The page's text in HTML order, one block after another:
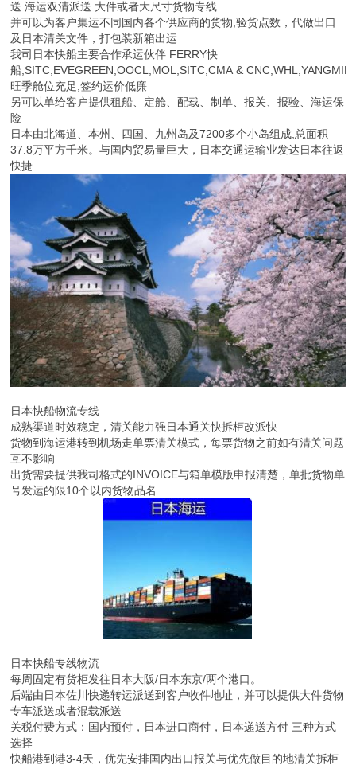
日本快船物流专线
成熟渠道时效稳定，清关能力强日本通关快拆柜改派快
货物到海运港转到机场走单票清关模式，每票货物之前如有清关问题
互不影响
出货需要提供我司格式的INVOICE与箱单模版申报清楚，单批货物单
号发运的限10个以内货物品名
日本快船专线物流
每周固定有货柜发往日本大阪/日本东京/两个港口。
后端由日本佐川快递转运派送到客户收件地址，并可以提供大件货物
专车派送或者混载派送
关税付费方式：国内预付，日本进口商付，日本递送方付 三种方式
日本专线快船双清关门到门派送DDU，另可做DDP
包括全部流程：国内出口报关-海运运输-日本通关-日本全境派送